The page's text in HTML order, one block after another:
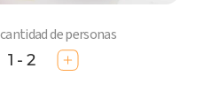
de personas
1 - 2